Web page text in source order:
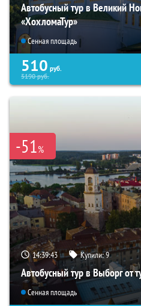
Автобусный тур в Великий
«ХохломаТур»
Сенная площадь
510 руб.
5190руб.
-51%
14:39:42 Купили:9
Автобусный тур в Выборг от
Сенная площадь